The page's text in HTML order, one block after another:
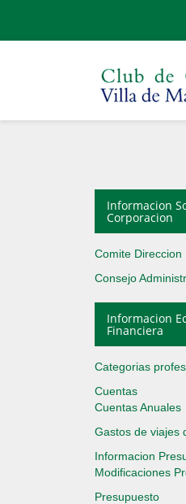
Informacion
Corporacion
Comite Direccion
Consejo
Informacion
Financiera
Categorias
Cuentas
Cuentas Anuales
Gastos de viajes
Informacion
Modificaciones
Presupuesto